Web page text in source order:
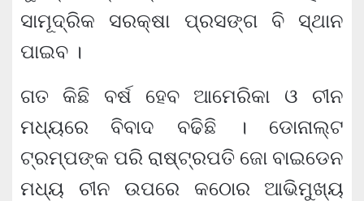
ସାମୂଦ୍ରିକ ସରକ୍ଷା ପ୍ରସଙ୍ଗ ବି ସ୍ଥାନ
ପାଇବ ।
ଗତ କିଛି ବର୍ଷ ହେବ ଆମେରିକା ଓ ଚୀନ
ମଧ୍ୟରେ ବିବାଦ ବଢିଛି । ଡୋନାଲ୍ଟ
ଟ୍ରମ୍ପଙ୍କ ପରି ରାଷ୍ଟ୍ରପତି ଜୋ ବାଇଡେନ
ମଧ୍ୟ ଚୀନ ଉପରେ କଠୋର ଆଭିମୁଖ୍ୟ